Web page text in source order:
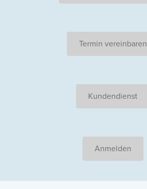
Termin vereinbaren
Kundendienst
Anmelden